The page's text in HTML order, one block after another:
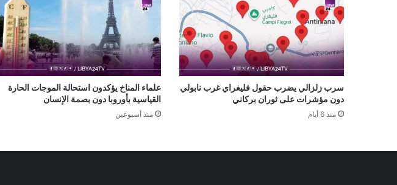
سرب زلزالي يضرب حقول فليغراي غرب نابولي
دون مؤشرات على ثوران بركاني
منذ 6 أيام
علماء المناخ يؤكدون استحالة الموجات الحارة
القياسية بأوروبا دون بصمة الإنسان
منذ أسبوعين